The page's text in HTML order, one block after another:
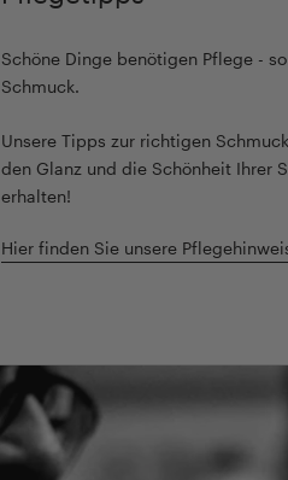
Schöne Dinge benötigen Pflege -
Schmuck.
Unsere Tipps zur richtigen
den Glanz und die Schönheit Ihrer
erhalten!
Hier finden Sie unsere